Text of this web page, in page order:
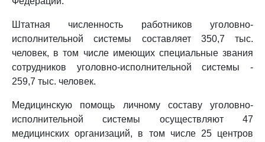
Штатная численность работников уголовно-
исполнительной системы составляет 350,7 тыс.
человек, в том числе имеющих специальные звания
сотрудников уголовно-исполнительной системы -
259,7 тыс. человек.
Медицинскую помощь личному составу уголовно-
исполнительной системы осуществляют 47
медицинских организаций, в том числе 25 центров